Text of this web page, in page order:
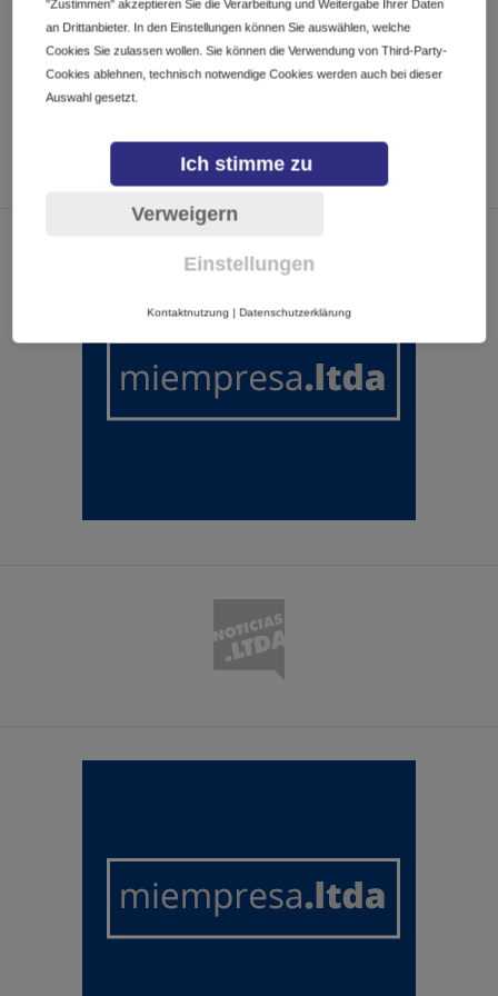
CALENDARIO GOOGLECAL
"Zustimmen" akzeptieren Sie die Verarbeitung und Weitergabe Ihrer Daten
an Drittanbieter. In den Einstellungen können Sie auswählen, welche
Cookies Sie zulassen wollen. Sie können die Verwendung von Third-Party-
Cookies ablehnen, technisch notwendige Cookies werden auch bei dieser
Auswahl gesetzt.
Ich stimme zu
Verweigern
Einstellungen
Kontaktnutzung | Datenschutzerklärung